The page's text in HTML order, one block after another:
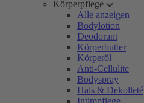
Körperpflege
Alle anzeigen
Bodylotion
Deodorant
Körperbutter
Körperöl
Anti-Cellulite
Bodyspray
Hals & Dekolleté
Intimpflege